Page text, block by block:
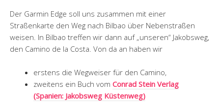
Der Garmin Edge soll uns zusammen mit einer
Straßenkarte den Weg nach Bilbao über Nebenstraßen
weisen. In Bilbao treffen wir dann auf „unseren“ Jakobsweg,
den Camino de la Costa. Von da an haben wir
erstens die Wegweiser für den Camino,
zweitens ein Buch vom Conrad Stein Verlag
(Spanien: Jakobsweg Küstenweg)